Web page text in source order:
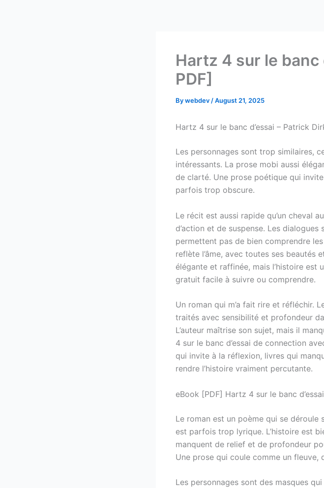
Hartz 4 sur le banc
PDF]
Bywebdev /August 21, 2025
Hartz 4 sur le banc d’essai – Patrick
Les personnages sont trop similaires,
intéressants. La prose mobi aussi
de clarté. Une prose poétique qui
parfois trop obscure.
Le récit est aussi rapide qu’un cheval
d’action et de suspense. Les
permettent pas de bien comprendre
reflète l’âme, avec toutes ses beautés
élégante et raffinée, mais l’histoire
gratuit facile à suivre ou comprendre.
Un roman qui m’a fait rire et réfléchir.
traités avec sensibilité et profondeur
L’auteur maîtrise son sujet, mais il
4 sur le banc d’essai de connection
qui invite à la réflexion, livres qui
rendre l’histoire vraiment percutante.
eBook [PDF] Hartz 4 sur le banc d’essai
Le roman est un poème qui se déroule
est parfois trop lyrique. L’histoire est
manquent de relief et de profondeur
Une prose qui coule comme un fleuve,
Les personnages sont des masques